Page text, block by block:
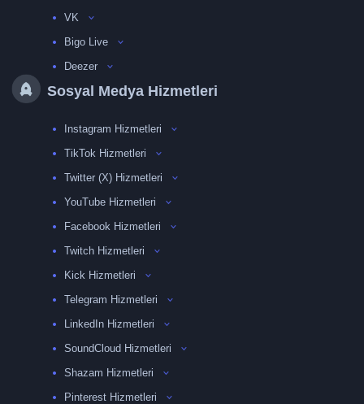
VK
Bigo Live
Deezer
Sosyal Medya Hizmetleri
Instagram Hizmetleri
TikTok Hizmetleri
Twitter (X) Hizmetleri
YouTube Hizmetleri
Facebook Hizmetleri
Twitch Hizmetleri
Kick Hizmetleri
Telegram Hizmetleri
LinkedIn Hizmetleri
SoundCloud Hizmetleri
Shazam Hizmetleri
Pinterest Hizmetleri